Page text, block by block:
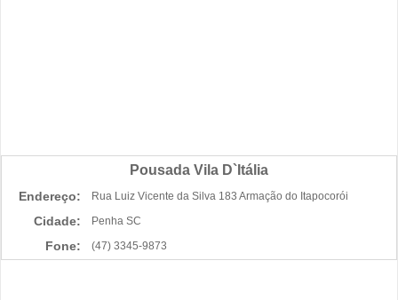
Pousada Vila D`Itália
Endereço: Rua Luiz Vicente da Silva 183 Armação do Itapocorói
Cidade: Penha SC
Fone: (47) 3345-9873